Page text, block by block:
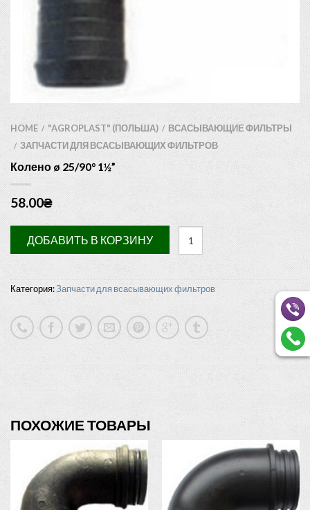
HOME / "AGROPLAST" (ПОЛЬША) / ВСАСЫВАЮЩИЕ ФИЛЬТРЫ
/ ЗАПЧАСТИ ДЛЯ ВСАСЫВАЮЩИХ ФИЛЬТРОВ
Колено ø 25/90° 1½”
58.00₴
ДОБАВИТЬ В КОРЗИНУ
Категория:Запчасти для всасывающих фильтров
ПОХОЖИЕ ТОВАРЫ